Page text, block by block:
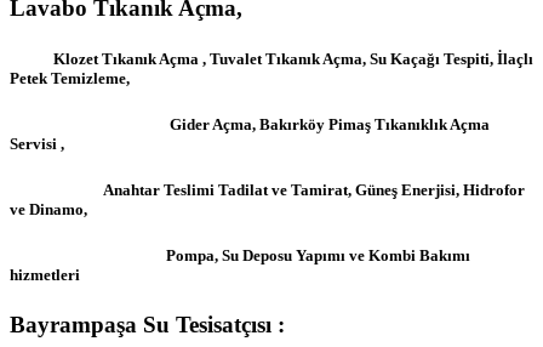
Lavabo Tıkanık Açma,
Klozet Tıkanık Açma , Tuvalet Tıkanık Açma, Su Kaçağı Tespiti, İlaçlı
Petek Temizleme,
Gider Açma, Bakırköy Pimaş Tıkanıklık Açma
Servisi ,
Anahtar Teslimi Tadilat ve Tamirat, Güneş Enerjisi, Hidrofor
ve Dinamo,
Pompa, Su Deposu Yapımı ve Kombi Bakımı
hizmetleri
Bayrampaşa Su Tesisatçısı :